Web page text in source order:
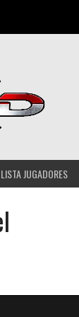
LISTA JUGADORES